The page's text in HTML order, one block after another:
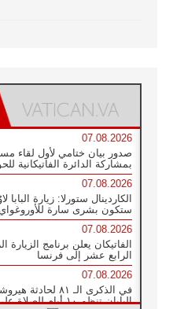
07.08.2026
صدور بيان ختامي لأول لقاء
بمشاركة الدائرة الفاتيكانية
07.08.2026
الكاردينال ستورلا: زيارة البابا
ستكون بشرى سارة للأوروغواي
07.08.2026
الفاتيكان يعلن برنامج الزيارة
الرابع عشر إلى فرنسا
07.08.2026
في الذكرى الـ ٨١
اليابان تنظم ١٠ أيام للصلاة على نية السلام